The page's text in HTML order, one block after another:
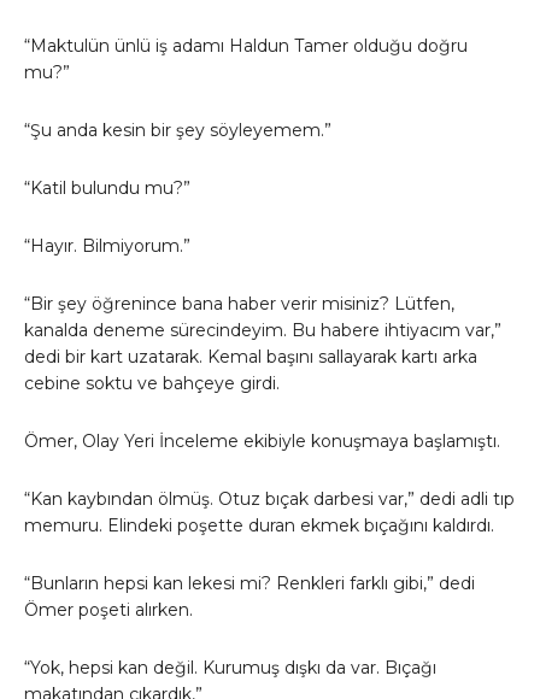
“Maktulün ünlü iş adamı Haldun Tamer olduğu doğru
mu?”
“Şu anda kesin bir şey söyleyemem.”
“Katil bulundu mu?”
“Hayır. Bilmiyorum.”
“Bir şey öğrenince bana haber verir misiniz? Lütfen,
kanalda deneme sürecindeyim. Bu habere ihtiyacım var,”
dedi bir kart uzatarak. Kemal başını sallayarak kartı arka
cebine soktu ve bahçeye girdi.
Ömer, Olay Yeri İnceleme ekibiyle konuşmaya başlamıştı.
“Kan kaybından ölmüş. Otuz bıçak darbesi var,” dedi adli tıp
memuru. Elindeki poşette duran ekmek bıçağını kaldırdı.
“Bunların hepsi kan lekesi mi? Renkleri farklı gibi,” dedi
Ömer poşeti alırken.
“Yok, hepsi kan değil. Kurumuş dışkı da var. Bıçağı
makatından çıkardık,”